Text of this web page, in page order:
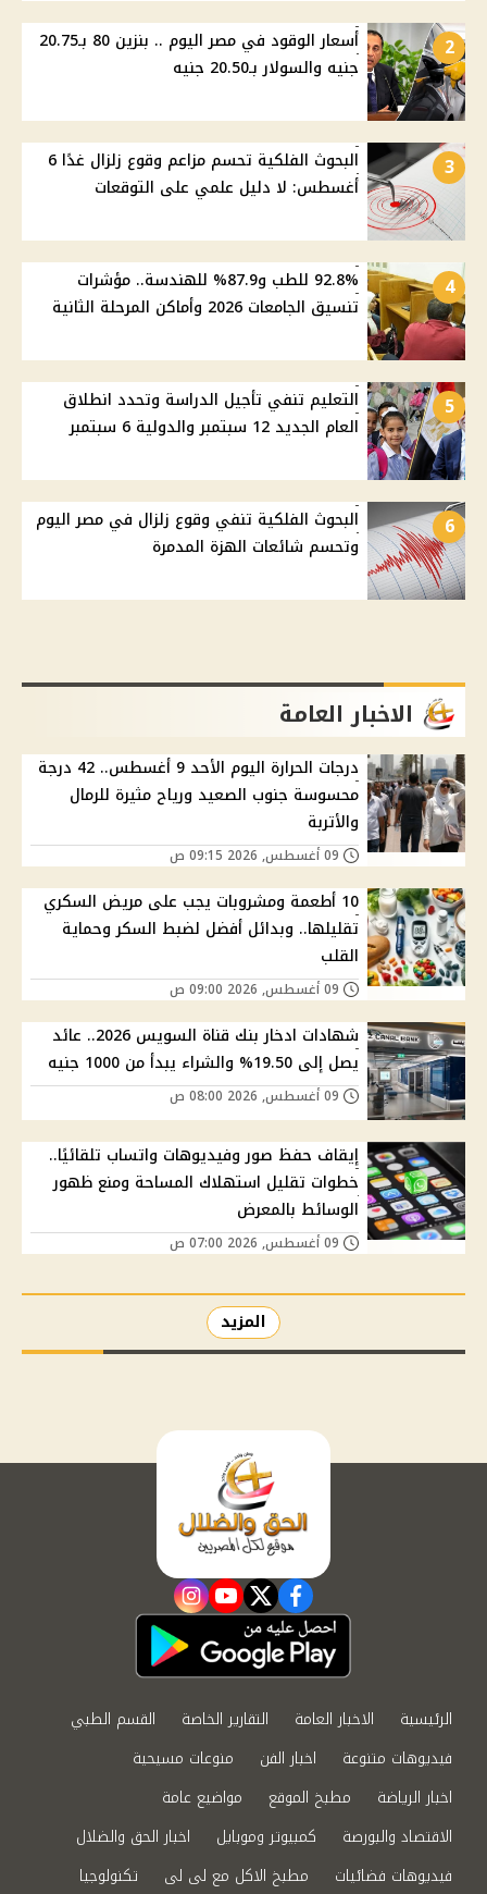
2
أسعار الوقود في مصر اليوم .. بنزين 80 بـ20.75
جنيه والسولار بـ20.50 جنيه
3
البحوث الفلكية تحسم مزاعم وقوع زلزال غدًا 6
أغسطس: لا دليل علمي على التوقعات
4
92.8% للطب و87.9% للهندسة.. مؤشرات
تنسيق الجامعات 2026 وأماكن المرحلة الثانية
5
التعليم تنفي تأجيل الدراسة وتحدد انطلاق
العام الجديد 12 سبتمبر والدولية 6 سبتمبر
6
البحوث الفلكية تنفي وقوع زلزال في مصر اليوم
وتحسم شائعات الهزة المدمرة
الاخبار العامة
درجات الحرارة اليوم الأحد 9 أغسطس.. 42 درجة
محسوسة جنوب الصعيد ورياح مثيرة للرمال
والأتربة
10 أطعمة ومشروبات يجب على مريض السكري
تقليلها.. وبدائل أفضل لضبط السكر وحماية
القلب
شهادات ادخار بنك قناة السويس 2026.. عائد
يصل إلى 19.50% والشراء يبدأ من 1000 جنيه
إيقاف حفظ صور وفيديوهات واتساب تلقائيًا..
خطوات تقليل استهلاك المساحة ومنع ظهور
الوسائط بالمعرض
المزيد
facebook
twitter
youtube
instagram
الرئيسية الاخبار العامة التقارير الخاصة
القسم الطبي
فيديوهات متنوعة
اخبار الفن
منوعات مسيحية
اخبار الرياضة
مطبخ الموقع
مواضيع عامة
الاقتصاد والبورصة
كمبيوتر وموبايل
اخبار الحق والضلال
فيديوهات فضائيات
مطبخ الاكل مع لى لى تكنولوجيا